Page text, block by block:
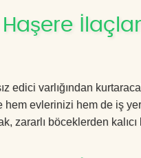
edici varlığından
hem evlerinizi hem de iş
zararlı böceklerden kalıcı